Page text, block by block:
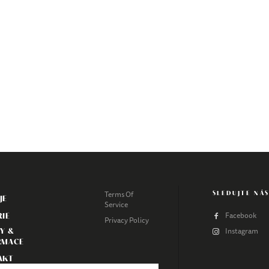
&
Terms Of
Service
Privacy Policy
SLEDUJTE
Facebook
Instagram